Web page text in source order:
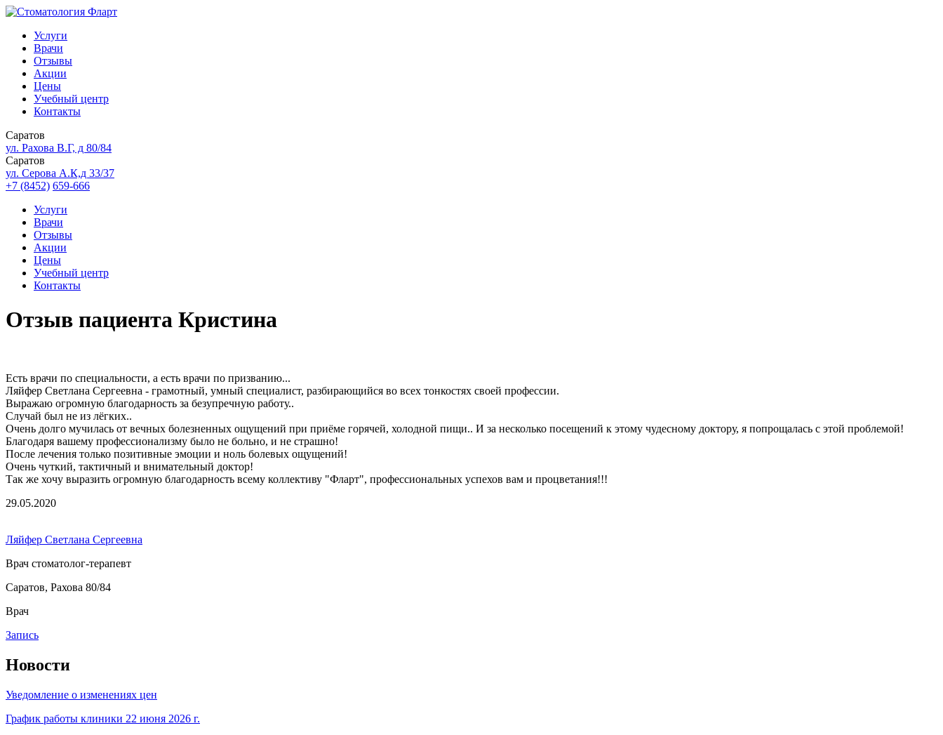
Услуги
Врачи
Отзывы
Акции
Цены
Учебный центр
Контакты
Саратов
ул. Рахова В.Г, д 80/84
Саратов
ул. Серова А.К,д 33/37
+7 (8452) 659-666
Услуги
Врачи
Отзывы
Акции
Цены
Учебный центр
Контакты
Отзыв пациента Кристина
Есть врачи по специальности, а есть врачи по призванию...
Ляйфер Светлана Сергеевна - грамотный, умный специалист, разбирающийся во всех тонкостях своей профессии.
Выражаю огромную благодарность за безупречную работу..
Случай был не из лёгких..
Очень долго мучилась от вечных болезненных ощущений при приёме горячей, холодной пищи.. И за несколько посещений к этому чудесному доктору, я попрощалась с этой проблемой!
Благодаря вашему профессионализму было не больно, и не страшно!
После лечения только позитивные эмоции и ноль болевых ощущений!
Очень чуткий, тактичный и внимательный доктор!
Так же хочу выразить огромную благодарность всему коллективу "Фларт", профессиональных успехов вам и процветания!!!
29.05.2020
Ляйфер Светлана Сергеевна
Врач стоматолог-терапевт
Саратов, Рахова 80/84
Врач
Запись
Новости
Уведомление о изменениях цен
График работы клиники 22 июня 2026 г.